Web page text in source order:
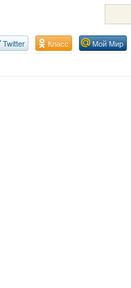
Twitter Класс Мой Мир